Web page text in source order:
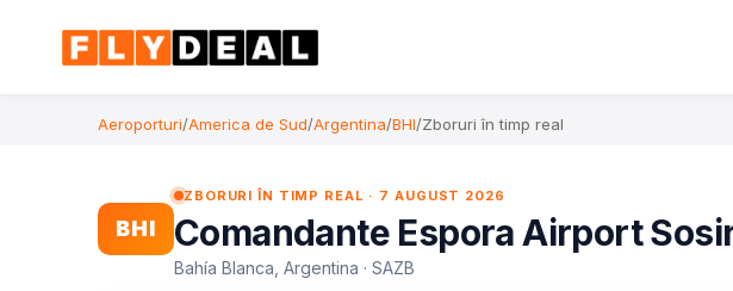
Aeroporturi/America de Sud/Argentina/BHI/Zboruri în timp real
BHI
ZBORURI ÎN TIMP REAL · 7 AUGUST 2026
Comandante Espora Airport
Bahía Blanca, Argentina · SAZB